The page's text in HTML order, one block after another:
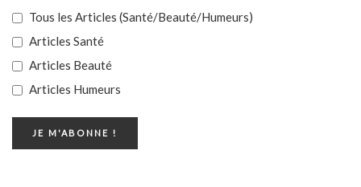
Tous les Articles (Santé/Beauté/Humeurs)
Articles Santé
Articles Beauté
Articles Humeurs